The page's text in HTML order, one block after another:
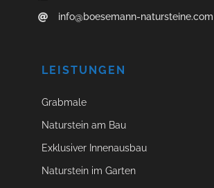
info@boesemann-natursteine.com
LEISTUNGEN
Grabmale
Naturstein am Bau
Exklusiver Innenausbau
Naturstein im Garten